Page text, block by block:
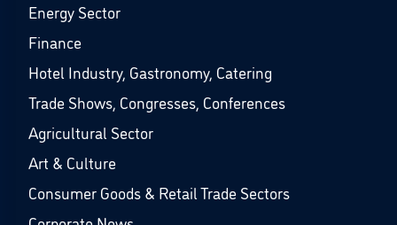
Energy Sector
Finance
Hotel Industry, Gastronomy, Catering
Trade Shows, Congresses, Conferences
Agricultural Sector
Art & Culture
Consumer Goods & Retail Trade Sectors